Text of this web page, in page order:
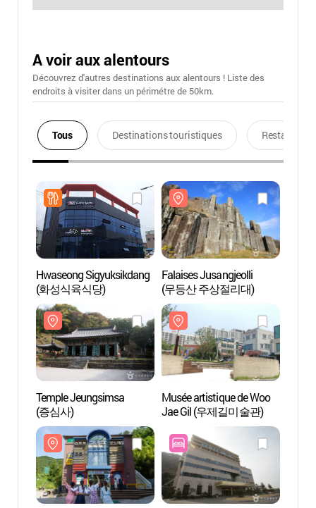
A voir aux alentours
Découvrez d'autres destinations aux alentours ! Liste des
endroits à visiter dans un périmétre de 50km.
Tous Destinations touristiques Restaurants
Hwaseong Sigyuksikdang
(화성식육식당)
Falaises Jusangjeolli
(무등산 주상절리대)
Temple Jeungsimsa
(증심사)
Musée artistique de Woo
Jae Gil (우제길미술관)